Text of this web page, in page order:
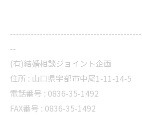
--
(有)結婚相談ジョイント企画
住所 : 山口県宇部市中尾1-11-14-5
電話番号 : 0836-35-1492
FAX番号 : 0836-35-1492